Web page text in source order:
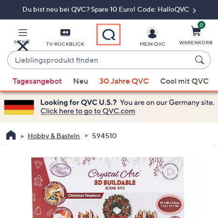
Du bist neu bei QVC? Spare 10 Euro! Code: HalloQVC
MENÜ TV-RÜCKBLICK
Lieblingsprodukt
finden
Vorschläge
verfügbar
sind,
verwenden
Sie
Pfeiltasten
MEIN QVC
0
WARENKORB
Tagesangebot Neu 30 Jahre QVC Cool mit QVC
Hobby & Basteln 594510